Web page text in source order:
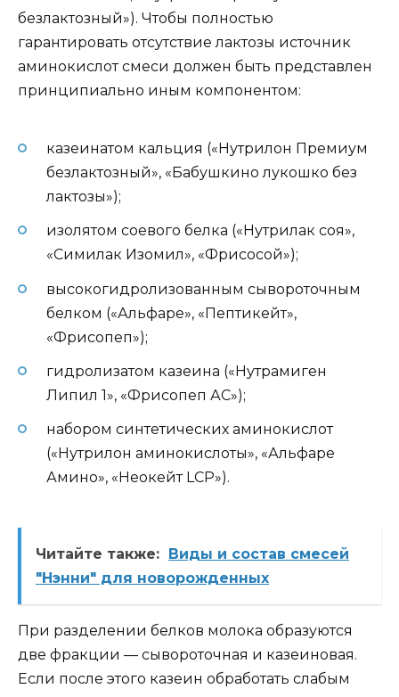
безлактозный»). Чтобы полностью
гарантировать отсутствие лактозы источник
аминокислот смеси должен быть представлен
принципиально иным компонентом:
казеинатом кальция («Нутрилон Премиум
безлактозный», «Бабушкино лукошко без
лактозы»);
изолятом соевого белка («Нутрилак соя»,
«Симилак Изомил», «Фрисосой»);
высокогидролизованным сывороточным
белком («Альфаре», «Пептикейт»,
«Фрисопеп»);
гидролизатом казеина («Нутрамиген
Липил 1», «Фрисопеп АС»);
набором синтетических аминокислот
(«Нутрилон аминокислоты», «Альфаре
Амино», «Неокейт LCP»).
Читайте также:
Виды и состав смесей
"Нэнни" для новорожденных
При разделении белков молока образуются
две фракции — сывороточная и казеиновая.
Если после этого казеин обработать слабым